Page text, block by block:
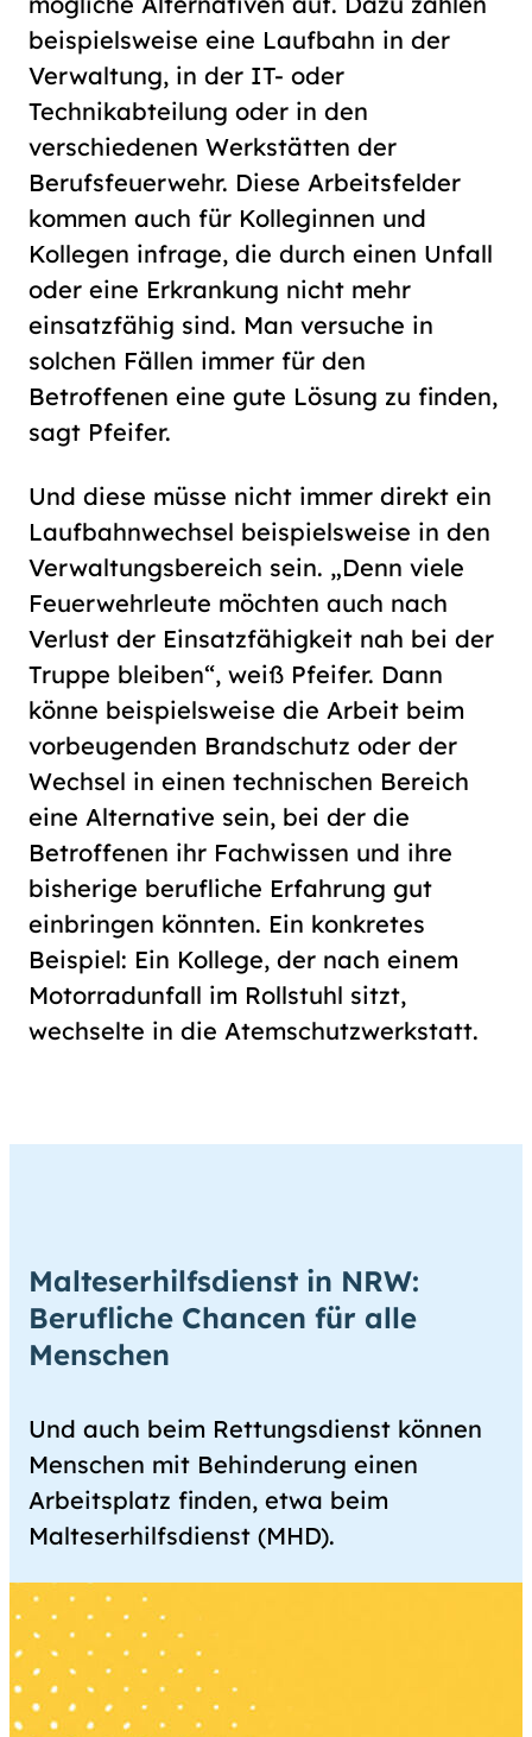
beispielsweise eine Laufbahn in der
Verwaltung, in der IT- oder
Technikabteilung oder in den
verschiedenen Werkstätten der
Berufsfeuerwehr. Diese Arbeitsfelder
kommen auch für Kolleginnen und
Kollegen infrage, die durch einen Unfall
oder eine Erkrankung nicht mehr
einsatzfähig sind. Man versuche in
solchen Fällen immer für den
Betroffenen eine gute Lösung zu finden,
sagt Pfeifer.
Und diese müsse nicht immer direkt ein
Laufbahnwechsel beispielsweise in den
Verwaltungsbereich sein. „Denn viele
Feuerwehrleute möchten auch nach
Verlust der Einsatzfähigkeit nah bei der
Truppe bleiben“, weiß Pfeifer. Dann
könne beispielsweise die Arbeit beim
vorbeugenden Brandschutz oder der
Wechsel in einen technischen Bereich
eine Alternative sein, bei der die
Betroffenen ihr Fachwissen und ihre
bisherige berufliche Erfahrung gut
einbringen könnten. Ein konkretes
Beispiel: Ein Kollege, der nach einem
Motorradunfall im Rollstuhl sitzt,
wechselte in die Atemschutzwerkstatt.
Malteserhilfsdienst in NRW:
Berufliche Chancen für alle
Menschen
Und auch beim Rettungsdienst können
Menschen mit Behinderung einen
Arbeitsplatz finden, etwa beim
Malteserhilfsdienst (MHD).